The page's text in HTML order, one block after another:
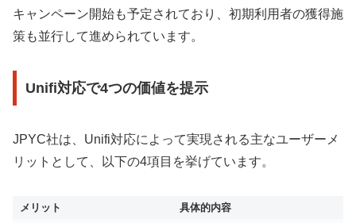
キャンペーン開始も予定されており、初期利用者の獲得施
策も並行して進められています。
Unifi対応で4つの価値を提示
JPYC社は、Unifi対応によって実現される主なユーザーメ
リットとして、以下の4項目を挙げています。
メリット
具体的内容